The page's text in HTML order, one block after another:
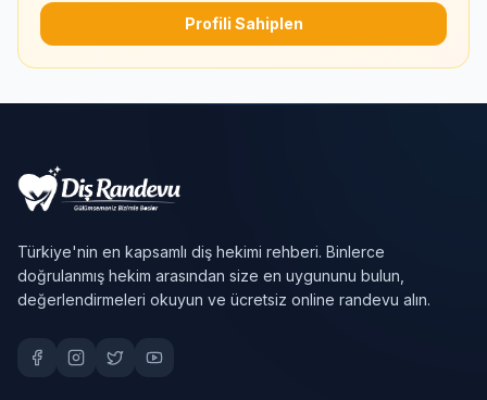
Profili Sahiplen
Türkiye'nin en kapsamlı diş hekimi rehberi. Binlerce
doğrulanmış hekim arasından size en uygununu bulun,
değerlendirmeleri okuyun ve ücretsiz online randevu alın.